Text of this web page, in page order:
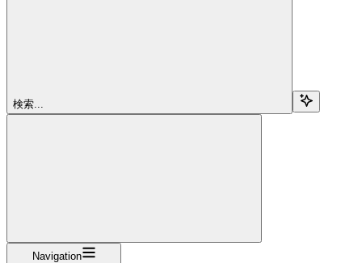
検索...
Navigation